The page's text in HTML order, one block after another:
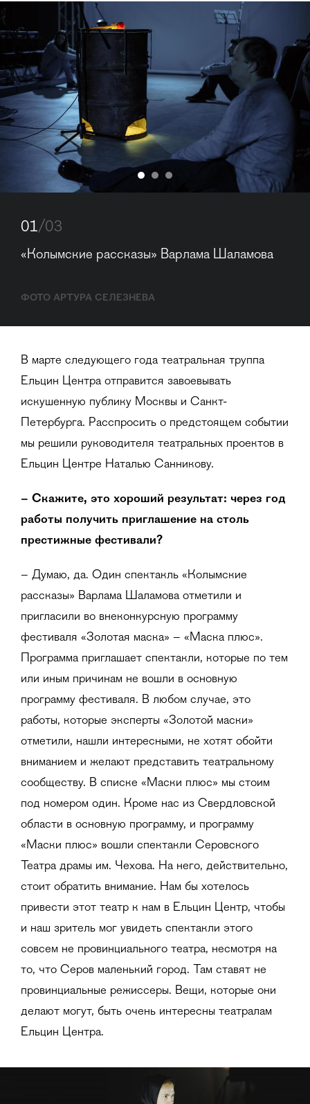
01/03
«Колымские рассказы» Варлама Шаламова
ФОТО АРТУРА СЕЛЕЗНЕВА
В марте следующего года театральная труппа
Ельцин Центра отправится завоевывать
искушенную публику Москвы и Санкт-
Петербурга. Расспросить о предстоящем событии
мы решили руководителя театральных проектов в
Ельцин Центре Наталью Санникову.
– Скажите, это хороший результат: через год
работы получить приглашение на столь
престижные фестивали?
– Думаю, да. Один спектакль «Колымские
рассказы» Варлама Шаламова отметили и
пригласили во внеконкурсную программу
фестиваля «Золотая маска» – «Маска плюс».
Программа приглашает спектакли, которые по тем
или иным причинам не вошли в основную
программу фестиваля. В любом случае, это
работы, которые эксперты «Золотой маски»
отметили, нашли интересными, не хотят обойти
вниманием и желают представить театральному
сообществу. В списке «Маски плюс» мы стоим
под номером один. Кроме нас из Свердловской
области в основную программу, и программу
«Маски плюс» вошли спектакли Серовского
Театра драмы им. Чехова. На него, действительно,
стоит обратить внимание. Нам бы хотелось
привести этот театр к нам в Ельцин Центр, чтобы
и наш зритель мог увидеть спектакли этого
совсем не провинциального театра, несмотря на
то, что Серов маленький город. Там ставят не
провинциальные режиссеры. Вещи, которые они
делают могут, быть очень интересны театралам
Ельцин Центра.